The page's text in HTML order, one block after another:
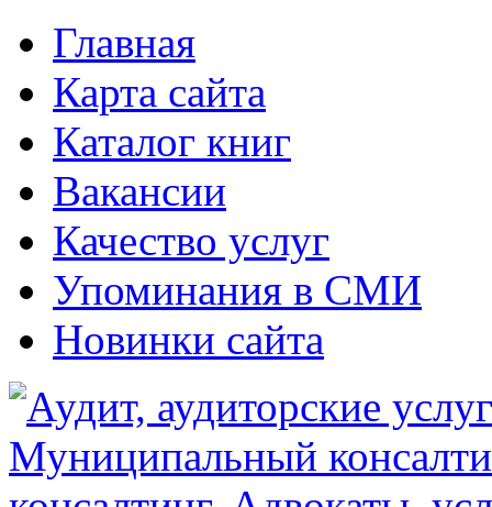
Главная
Карта сайта
Каталог книг
Вакансии
Качество услуг
Упоминания в СМИ
Новинки сайта